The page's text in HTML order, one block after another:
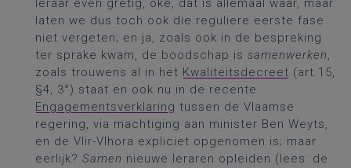
leraar even gretig, oké, dat is allemaal waar, maar
laten we dus toch ook die reguliere eerste fase
niet vergeten; en ja, zoals ook in de bespreking
ter sprake kwam, de boodschap is samenwerken,
zoals trouwens al in het Kwaliteitsdecreet (art.15,
§4, 3°) staat en ook nu in de recente
Engagementsverklaring tussen de Vlaamse
regering, via machtiging aan minister Ben Weyts,
en de Vlir-Vlhora expliciet opgenomen is; maar
eerlijk? Samen nieuwe leraren opleiden (lees: de